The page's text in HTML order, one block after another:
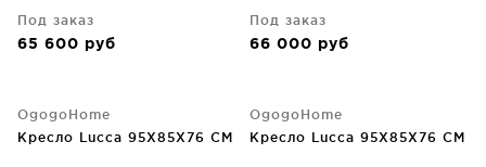
Под заказ
65 600 руб
Под заказ
66 000 руб
OgogoHome
Кресло Lucca 95X85X76 CM
OgogoHome
Кресло Lucca 95X85X76 CM